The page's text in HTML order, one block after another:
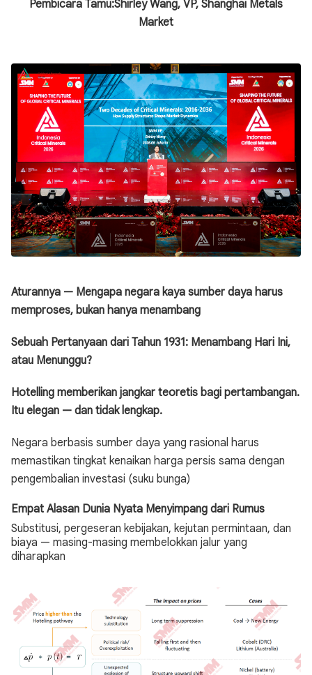
Pembicara Tamu:Shirley Wang, VP, Shanghai Metals
Market
Aturannya — Mengapa negara kaya sumber daya harus
memproses, bukan hanya menambang
Sebuah Pertanyaan dari Tahun 1931: Menambang Hari Ini,
atau Menunggu?
Hotelling memberikan jangkar teoretis bagi pertambangan.
Itu elegan — dan tidak lengkap.
Negara berbasis sumber daya yang rasional harus
memastikan tingkat kenaikan harga persis sama dengan
pengembalian investasi (suku bunga)
Empat Alasan Dunia Nyata Menyimpang dari Rumus
Substitusi, pergeseran kebijakan, kejutan permintaan, dan
biaya — masing-masing membelokkan jalur yang
diharapkan